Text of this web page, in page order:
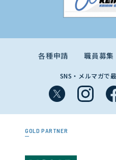
各種申請 職員募集
SNS・メルマガで
GOLD PARTNER